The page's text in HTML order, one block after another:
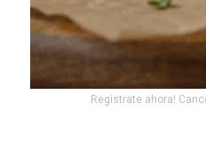
Registrate ahora!